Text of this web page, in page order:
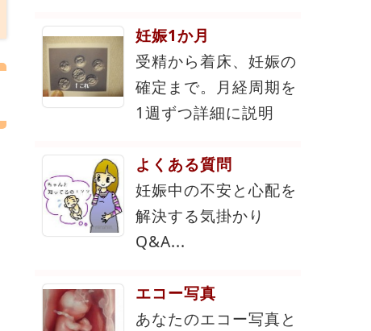
妊娠1か月
受精から着床、妊娠の
確定まで。月経周期を
1週ずつ詳細に説明
よくある質問
妊娠中の不安と心配を
解決する気掛かり
Q&A...
エコー写真
あなたのエコー写真と